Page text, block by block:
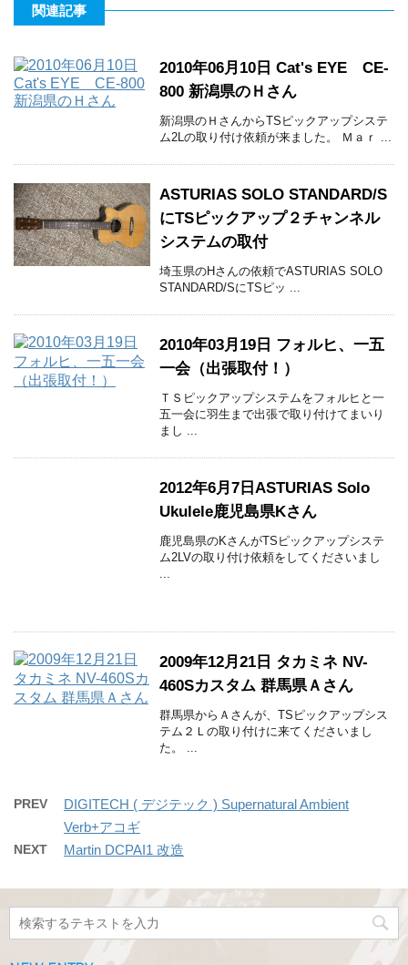
関連記事
2010年06月10日 Cat's EYE CE-
800 新潟県のＨさん
新潟県のＨさんからTSピックアップシステ
ム2Lの取り付け依頼が来ました。 Ｍａｒ ...
ASTURIAS SOLO STANDARD/S
にTSピックアップ２チャンネル
システムの取付
埼玉県のHさんの依頼でASTURIAS SOLO
STANDARD/SにTSピッ ...
2010年03月19日 フォルヒ、一五
一会（出張取付！）
ＴＳピックアップシステムをフォルヒと一
五一会に羽生まで出張で取り付けてまいり
まし ...
2012年6月7日ASTURIAS Solo
Ukulele鹿児島県Kさん
鹿児島県のKさんがTSピックアップシステ
ム2LVの取り付け依頼をしてくださいまし
2009年12月21日 タカミネ NV-
460Sカスタム 群馬県Ａさん
群馬県からＡさんが、TSピックアップシス
テム２Ｌの取り付けに来てくださいまし
た。 ...
PREV
DIGITECH ( デジテック ) Supernatural Ambient
Verb+アコギ
NEXT Martin DCPAI1 改造